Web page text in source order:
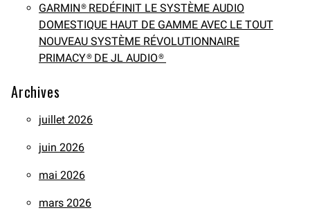
GARMIN® REDÉFINIT LE SYSTÈME AUDIO
DOMESTIQUE HAUT DE GAMME AVEC LE TOUT
NOUVEAU SYSTÈME RÉVOLUTIONNAIRE
PRIMACY® DE JL AUDIO®
Archives
juillet 2026
juin 2026
mai 2026
mars 2026